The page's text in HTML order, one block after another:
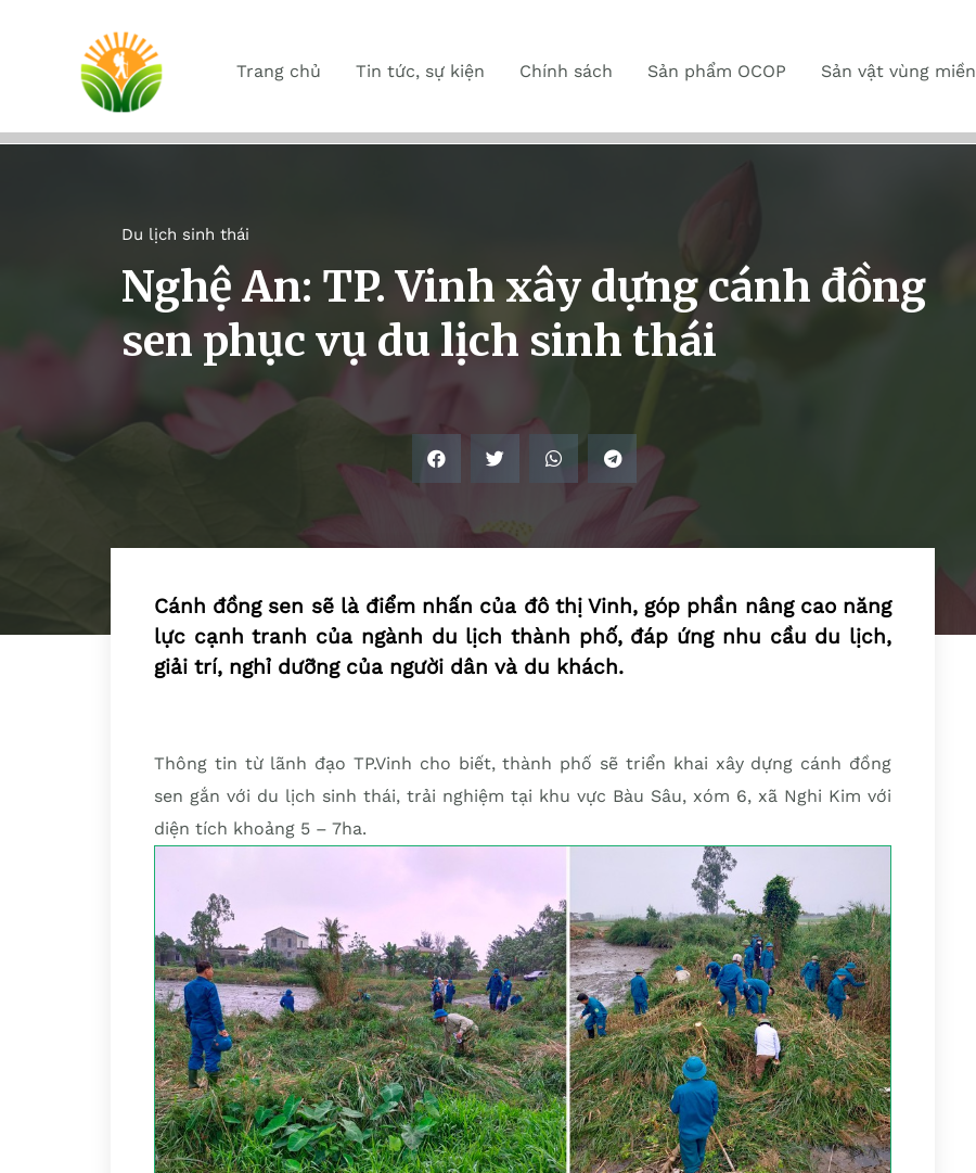
Trang chủ Tin tức, sự kiện Chính sách Sản phẩm OCOP Sản vật vùng miền
Du lịch sinh thái
Nghệ An: TP. Vinh xây dựng cánh đồng
sen phục vụ du lịch sinh thái
Cánh đồng sen sẽ là điểm nhấn của đô thị Vinh, góp phần nâng cao năng
lực cạnh tranh của ngành du lịch thành phố, đáp ứng nhu cầu du lịch,
giải trí, nghỉ dưỡng của người dân và du khách.
Thông tin từ lãnh đạo TP.Vinh cho biết, thành phố sẽ triển khai xây dựng cánh đồng
sen gắn với du lịch sinh thái, trải nghiệm tại khu vực Bàu Sâu, xóm 6, xã Nghi Kim với
diện tích khoảng 5 – 7ha.